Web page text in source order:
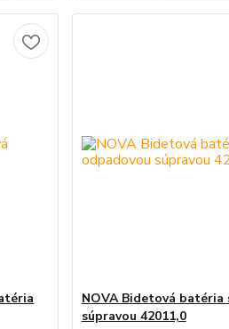
NOVA Bidetová batéria
súpravou 42011,0